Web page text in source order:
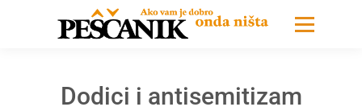
Dodici i antisemitizam